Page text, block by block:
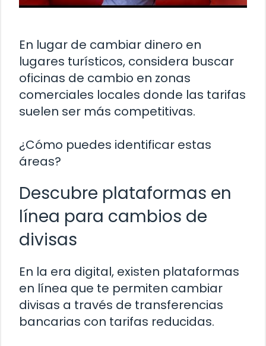
En lugar de cambiar dinero en
lugares turísticos, considera buscar
oficinas de cambio en zonas
comerciales locales donde las tarifas
suelen ser más competitivas.
¿Cómo puedes identificar estas
áreas?
Descubre plataformas en
línea para cambios de
divisas
En la era digital, existen plataformas
en línea que te permiten cambiar
divisas a través de transferencias
bancarias con tarifas reducidas.